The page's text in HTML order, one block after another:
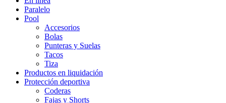
Paralelo
Pool
Accesorios
Bolas
Punteras y Suelas
Tacos
Tiza
Productos en liquidación
Protección deportiva
Coderas
Fajas y Shorts